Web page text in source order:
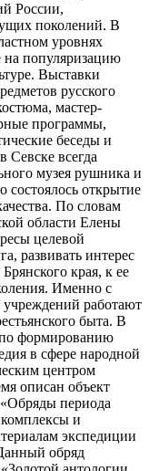
России,
поколений. В
уровнях
на популяризацию
Выставки
русского
мастер-
программы,
беседы и
всегда
музея рушника и
состоялось открытие
По словам
области Елены
целевой
развивать интерес
края, к ее
Именно с
учреждений работают
быта. В
по формированию
в сфере народной
центром
описан объект
«Обряды периода
и
экспедиции
обряд